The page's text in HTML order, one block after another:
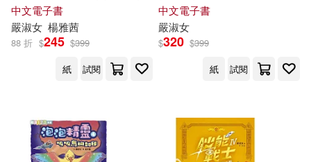
中文電子書
嚴淑女 楊雅茜
88 折 $245 $399
紙
試閱
中文電子書
嚴淑女
$320 $399
紙
試閱